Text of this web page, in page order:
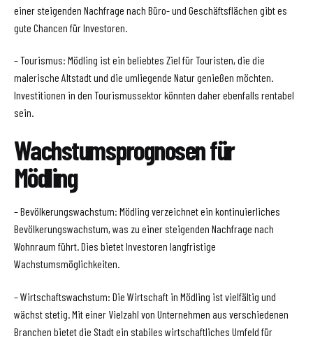
einer steigenden Nachfrage nach Büro- und Geschäftsflächen gibt es
gute Chancen für Investoren.
– Tourismus: Mödling ist ein beliebtes Ziel für Touristen, die die
malerische Altstadt und die umliegende Natur genießen möchten.
Investitionen in den Tourismussektor könnten daher ebenfalls rentabel
sein.
Wachstumsprognosen für
Mödling
– Bevölkerungswachstum: Mödling verzeichnet ein kontinuierliches
Bevölkerungswachstum, was zu einer steigenden Nachfrage nach
Wohnraum führt. Dies bietet Investoren langfristige
Wachstumsmöglichkeiten.
– Wirtschaftswachstum: Die Wirtschaft in Mödling ist vielfältig und
wächst stetig. Mit einer Vielzahl von Unternehmen aus verschiedenen
Branchen bietet die Stadt ein stabiles wirtschaftliches Umfeld für